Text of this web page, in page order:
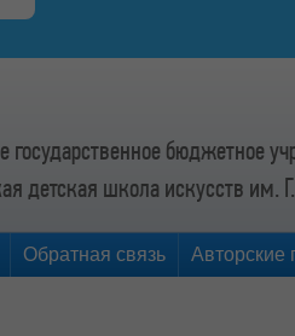
государственное бюджетное
детская школа искусств им.
Обратная связь Авторские